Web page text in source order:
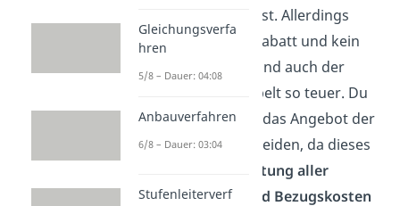
1.000 € günstiger ist. Allerdings
darfst du keinen Rabatt und kein
Skonto abziehen und auch der
Transport ist doppelt so teuer. Du
wirst dich also für das Angebot der
Scooter AG entscheiden, da dieses
unter der Betrachtung aller
Preisnachlässe und Bezugskosten
Gleichungsverfa
hren
5/8 – Dauer: 04:08
Anbauverfahren
6/8 – Dauer: 03:04
Stufenleiterverf